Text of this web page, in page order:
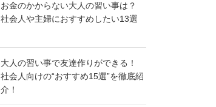
お金のかからない大人の習い事は？
社会人や主婦におすすめしたい13選
大人の習い事で友達作りができる！
社会人向けの“おすすめ15選”を徹底紹
介！